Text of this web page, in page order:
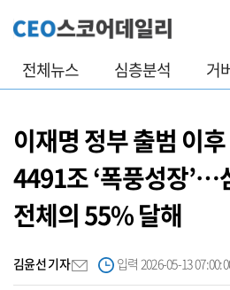
전체뉴스 심층분석 거
이재명 정부 출범 이
4491조 ‘폭풍성장’…
전체의 55% 달해
김윤선 기자 입력 2026-05-13